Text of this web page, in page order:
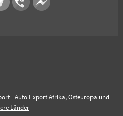
Auto Export Afrika, Osteuropa und
Länder